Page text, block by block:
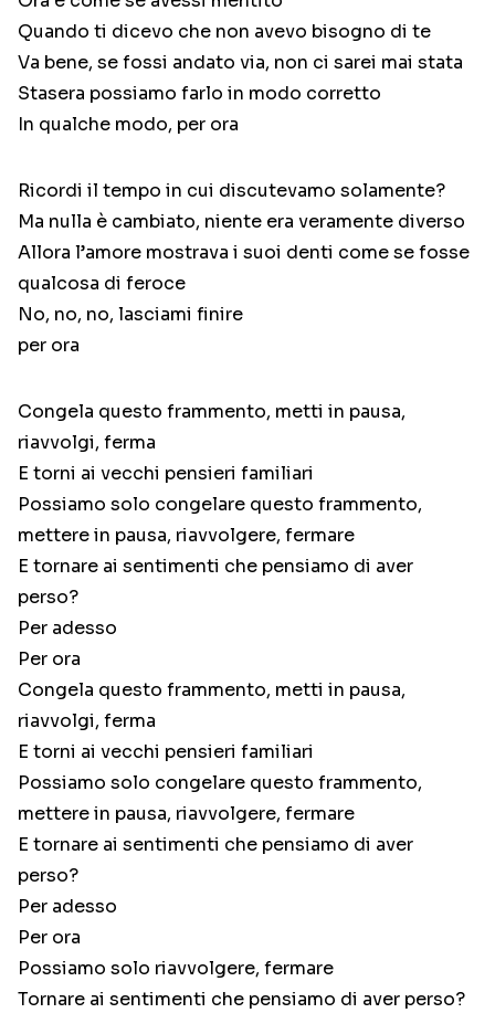
Quando ti dicevo che non avevo bisogno di te
Va bene, se fossi andato via, non ci sarei mai stata
Stasera possiamo farlo in modo corretto
In qualche modo, per ora
Ricordi il tempo in cui discutevamo solamente?
Ma nulla è cambiato, niente era veramente diverso
Allora l’amore mostrava i suoi denti come se fosse
qualcosa di feroce
No, no, no, lasciami finire
per ora
Congela questo frammento, metti in pausa,
riavvolgi, ferma
E torni ai vecchi pensieri familiari
Possiamo solo congelare questo frammento,
mettere in pausa, riavvolgere, fermare
E tornare ai sentimenti che pensiamo di aver
perso?
Per adesso
Per ora
Congela questo frammento, metti in pausa,
riavvolgi, ferma
E torni ai vecchi pensieri familiari
Possiamo solo congelare questo frammento,
mettere in pausa, riavvolgere, fermare
E tornare ai sentimenti che pensiamo di aver
perso?
Per adesso
Per ora
Possiamo solo riavvolgere, fermare
Tornare ai sentimenti che pensiamo di aver perso?